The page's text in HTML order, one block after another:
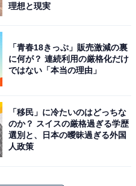
8-19-1
理想と現実
「青春18きっぷ」販売激減の裏
に何が？ 連続利用の厳格化だけ
ではない「本当の理由」
「移民」に冷たいのはどっちな
のか？ スイスの厳格過ぎる学歴
選別と、日本の曖昧過ぎる外国
人政策